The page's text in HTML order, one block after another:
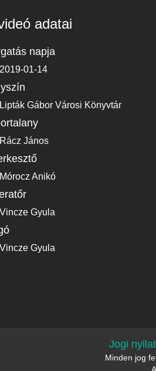
adatai
napja
2019-01-14
Lipták Gábor Városi Könyvtár
Rácz János
Mórocz Anikó
Vincze Gyula
Vincze Gyula
Jogi
Minden jog